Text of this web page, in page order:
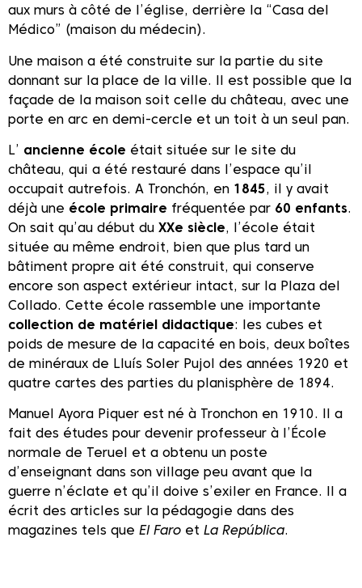
aux murs à côté de l’église, derrière la “Casa del
Médico” (maison du médecin).
Une maison a été construite sur la partie du site
donnant sur la place de la ville. Il est possible que la
façade de la maison soit celle du château, avec une
porte en arc en demi-cercle et un toit à un seul pan.
L’ ancienne école était située sur le site du
château, qui a été restauré dans l’espace qu’il
occupait autrefois. A Tronchón, en 1845, il y avait
déjà une école primaire fréquentée par 60 enfants.
On sait qu’au début du XXe siècle, l’école était
située au même endroit, bien que plus tard un
bâtiment propre ait été construit, qui conserve
encore son aspect extérieur intact, sur la Plaza del
Collado. Cette école rassemble une importante
collection de matériel didactique: les cubes et
poids de mesure de la capacité en bois, deux boîtes
de minéraux de Lluís Soler Pujol des années 1920 et
quatre cartes des parties du planisphère de 1894.
Manuel Ayora Piquer est né à Tronchon en 1910. Il a
fait des études pour devenir professeur à l’École
normale de Teruel et a obtenu un poste
d’enseignant dans son village peu avant que la
guerre n’éclate et qu’il doive s’exiler en France. Il a
écrit des articles sur la pédagogie dans des
magazines tels que El Faro et La República.